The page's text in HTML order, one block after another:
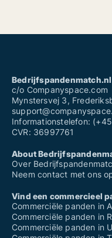
Bedrijfspandenmatch.nl
c/o Companyspace.com
Mynstersvej 3,
Informationstelefon:
CVR: 36997761
About
Over
Neem contact met ons
Vind een commercieel
Commerciële panden in
Commerciële panden in
Commerciële panden in